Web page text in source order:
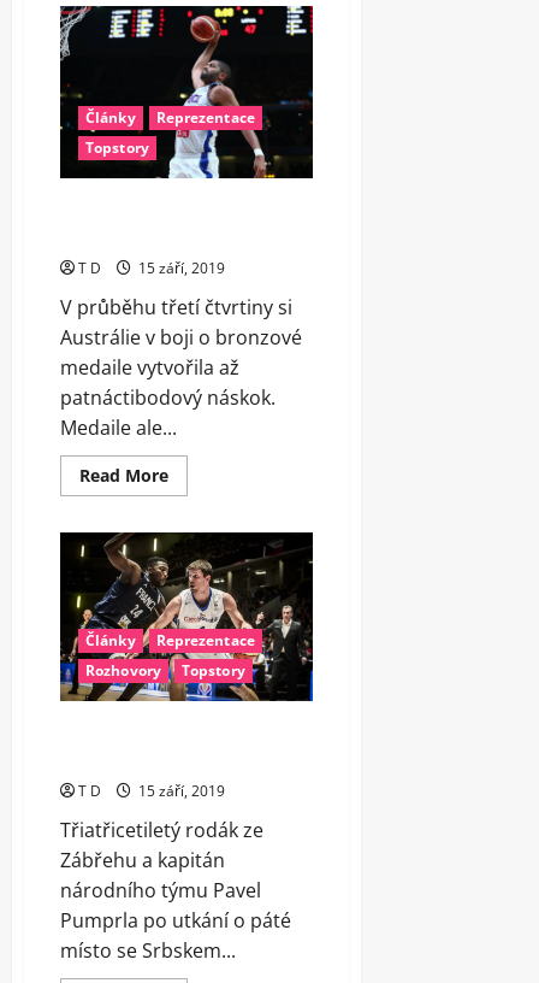
světa
ovládli
Španělé,
finále
vynulovali
Scolu
Články
Reprezentace
Topstory
T D 15 září, 2019
V průběhu třetí čtvrtiny si
Austrálie v boji o bronzové
medaile vytvořila až
patnáctibodový náskok.
Medaile ale...
Read MoreRead
more
nezvládla
závěr
a
bronz
tak
obhajují
Francouzi
Články
Reprezentace
Rozhovory
Topstory
T D 15 září, 2019
Třiatřicetiletý rodák ze
Zábřehu a kapitán
národního týmu Pavel
Pumprla po utkání o páté
místo se Srbskem...